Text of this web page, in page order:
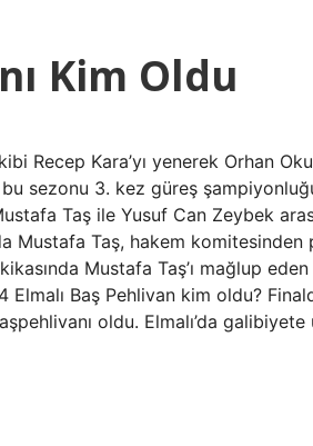
Kim Oldu
Recep Kara’yı yenerek Orhan
bu sezonu 3. kez güreş
Taş ile Yusuf Can Zeybek
Mustafa Taş, hakem
Mustafa Taş’ı mağlup
Elmalı Baş Pehlivan kim oldu?
oldu. Elmalı’da